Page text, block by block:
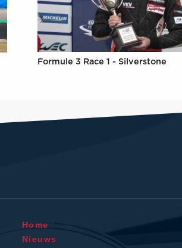
Formule 3 Race 1 - Silverstone
Home
Nieuws